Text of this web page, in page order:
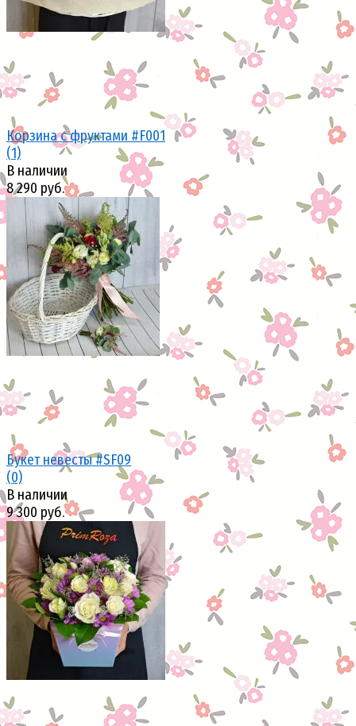
избранное сравнить
Корзина с фруктами #F001
(1)
В наличии
8 290 руб.
избранное сравнить
Букет невесты #SF09
(0)
В наличии
9 300 руб.